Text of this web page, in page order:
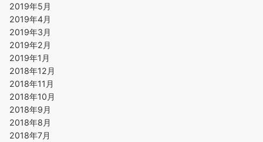
2019年5月
2019年4月
2019年3月
2019年2月
2019年1月
2018年12月
2018年11月
2018年10月
2018年9月
2018年8月
2018年7月